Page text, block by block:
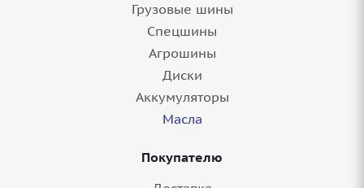
Грузовые шины
Спецшины
Агрошины
Диски
Аккумуляторы
Масла
Покупателю